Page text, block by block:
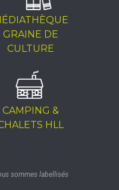
GRAINE DE
CULTURE
CAMPING &
HLL
sommes labellisés